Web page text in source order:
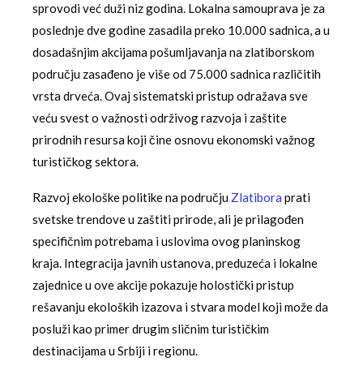
sprovodi već duži niz godina. Lokalna samouprava je za
poslednje dve godine zasadila preko 10.000 sadnica, a u
dosadašnjim akcijama pošumljavanja na zlatiborskom
području zasađeno je više od 75.000 sadnica različitih
vrsta drveća. Ovaj sistematski pristup odražava sve
veću svest o važnosti održivog razvoja i zaštite
prirodnih resursa koji čine osnovu ekonomski važnog
turističkog sektora.
Razvoj ekološke politike na području Zlatibora prati
svetske trendove u zaštiti prirode, ali je prilagođen
specifičnim potrebama i uslovima ovog planinskog
kraja. Integracija javnih ustanova, preduzeća i lokalne
zajednice u ove akcije pokazuje holostički pristup
rešavanju ekoloških izazova i stvara model koji može da
posluži kao primer drugim sličnim turističkim
destinacijama u Srbiji i regionu.